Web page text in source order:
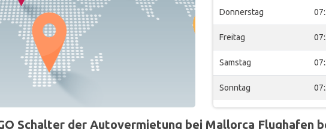
Donnerstag
Freitag
Samstag
Sonntag
Schalter der Autovermietung bei Mallorca Flughafen